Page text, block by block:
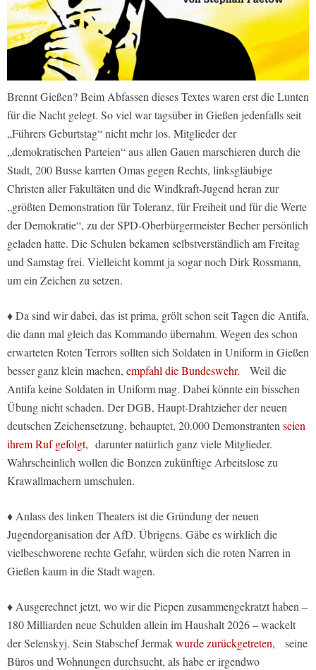
Brennt Gießen? Beim Abfassen dieses Textes waren erst die Lunten
für die Nacht gelegt. So viel war tagsüber in Gießen jedenfalls seit
„Führers Geburtstag“ nicht mehr los. Mitglieder der
„demokratischen Parteien“ aus allen Gauen marschieren durch die
Stadt, 200 Busse karrten Omas gegen Rechts, linksgläubige
Christen aller Fakultäten und die Windkraft-Jugend heran zur
„größten Demonstration für Toleranz, für Freiheit und für die Werte
der Demokratie“, zu der SPD-Oberbürgermeister Becher persönlich
geladen hatte. Die Schulen bekamen selbstverständlich am Freitag
und Samstag frei. Vielleicht kommt ja sogar noch Dirk Rossmann,
um ein Zeichen zu setzen.
♦ Da sind wir dabei, das ist prima, grölt schon seit Tagen die Antifa,
die dann mal gleich das Kommando übernahm. Wegen des schon
erwarteten Roten Terrors sollten sich Soldaten in Uniform in Gießen
besser ganz klein machen, empfahl die Bundeswehr.
Weil die
Antifa keine Soldaten in Uniform mag. Dabei könnte ein bisschen
Übung nicht schaden. Der DGB, Haupt-Drahtzieher der neuen
deutschen Zeichensetzung, behauptet, 20.000 Demonstrantenseien
ihrem Ruf gefolgt, darunter natürlich ganz viele Mitglieder.
Wahrscheinlich wollen die Bonzen zukünftige Arbeitslose zu
Krawallmachern umschulen.
♦ Anlass des linken Theaters ist die Gründung der neuen
Jugendorganisation der AfD. Übrigens. Gäbe es wirklich die
vielbeschworene rechte Gefahr, würden sich die roten Narren in
Gießen kaum in die Stadt wagen.
♦ Ausgerechnet jetzt, wo wir die Piepen zusammengekratzt haben –
180 Milliarden neue Schulden allein im Haushalt 2026 – wackelt
der Selenskyj. Sein Stabschef Jermakwurde zurückgetreten, seine
Büros und Wohnungen durchsucht, als habe er irgendwo